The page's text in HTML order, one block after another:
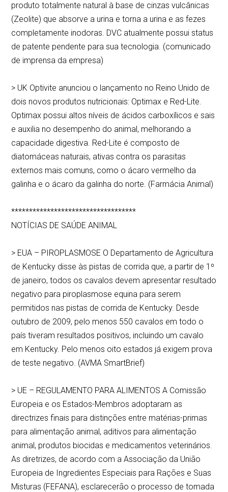
produto totalmente natural à base de cinzas vulcânicas
(Zeolite) que absorve a urina e torna a urina e as fezes
completamente inodoras. DVC atualmente possui status
de patente pendente para sua tecnologia. (comunicado
de imprensa da empresa)
> UK Optivite anunciou o lançamento no Reino Unido de
dois novos produtos nutricionais: Optimax e Red-Lite.
Optimax possui altos níveis de ácidos carboxílicos e sais
e auxilia no desempenho do animal, melhorando a
capacidade digestiva. Red-Lite é composto de
diatomáceas naturais, ativas contra os parasitas
externos mais comuns, como o ácaro vermelho da
galinha e o ácaro da galinha do norte. (Farmácia Animal)
***********************************
NOTÍCIAS DE SAÚDE ANIMAL
> EUA – PIROPLASMOSE O Departamento de Agricultura
de Kentucky disse às pistas de corrida que, a partir de 1º
de janeiro, todos os cavalos devem apresentar resultado
negativo para piroplasmose equina para serem
permitidos nas pistas de corrida de Kentucky. Desde
outubro de 2009, pelo menos 550 cavalos em todo o
país tiveram resultados positivos, incluindo um cavalo
em Kentucky. Pelo menos oito estados já exigem prova
de teste negativo. (AVMA SmartBrief)
> UE – REGULAMENTO PARA ALIMENTOS A Comissão
Europeia e os Estados-Membros adoptaram as
directrizes finais para distinções entre matérias-primas
para alimentação animal, aditivos para alimentação
animal, produtos biocidas e medicamentos veterinários.
As diretrizes, de acordo com a Associação da União
Europeia de Ingredientes Especiais para Rações e Suas
Misturas (FEFANA), esclarecerão o processo de tomada